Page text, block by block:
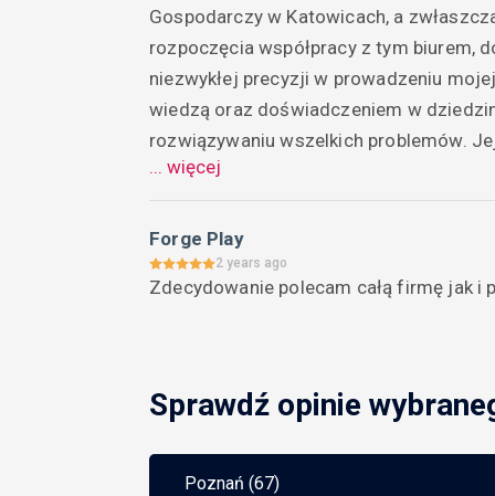
Gospodarczy w Katowicach, a
rozpoczęcia współpracy z tym biurem,
niezwykłej precyzji w prowadzeniu
wiedzą oraz doświadczeniem w
rozwiązywaniu wszelkich problemów.
moje finanse są w najlepszych
klienta. Obsługa jest zawsze uprzejma
terminowo.Zdecydowanie polecam
Dudę wszystkim przedsiębiorcom
... więcej
Forge Play
2 years ago
Zdecydowanie polecam całą firmę jak i
Sprawdź opinie
Poznań (67)